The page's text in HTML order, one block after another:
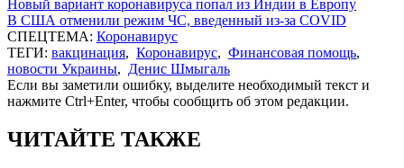
Новый вариант коронавируса попал из Индии в Европу
В США отменили режим ЧС, введенный из-за COVID
СПЕЦТЕМА: Коронавирус
ТЕГИ: вакцинация, Коронавирус, Финансовая помощь,
новости Украины, Денис Шмыгаль
Если вы заметили ошибку, выделите необходимый текст и
нажмите Ctrl+Enter, чтобы сообщить об этом редакции.
ЧИТАЙТЕ ТАКЖЕ